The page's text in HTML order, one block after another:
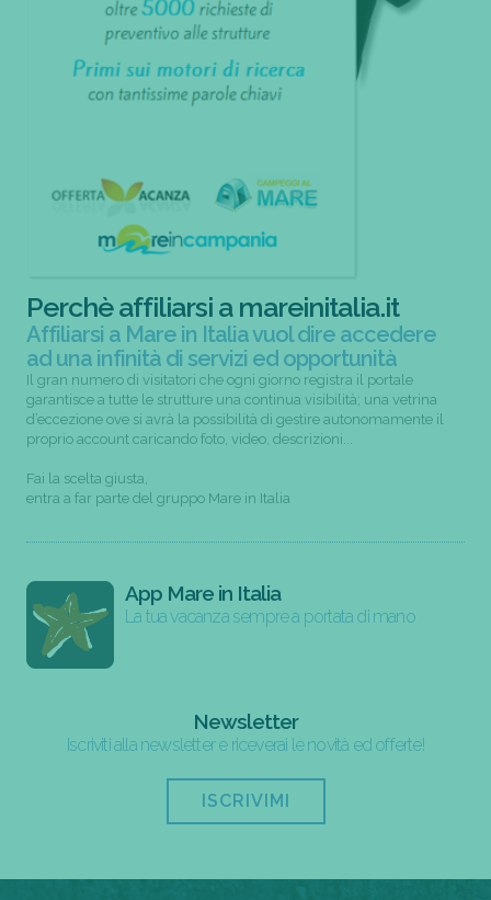
Perchè affiliarsi a mareinitalia.it
Affiliarsi a Mare in Italia vuol dire accedere
ad una infinità di servizi ed opportunità
Il gran numero di visitatori che ogni giorno registra il portale
garantisce a tutte le strutture una continua visibilità; una vetrina
d’eccezione ove si avrà la possibilità di gestire autonomamente il
proprio account caricando foto, video, descrizioni...
Fai la scelta giusta,
entra a far parte del gruppo Mare in Italia
App Mare in Italia
La tua vacanza sempre a portata di mano
Newsletter
Iscriviti alla newsletter e riceverai le novità ed offerte!
ISCRIVIMI